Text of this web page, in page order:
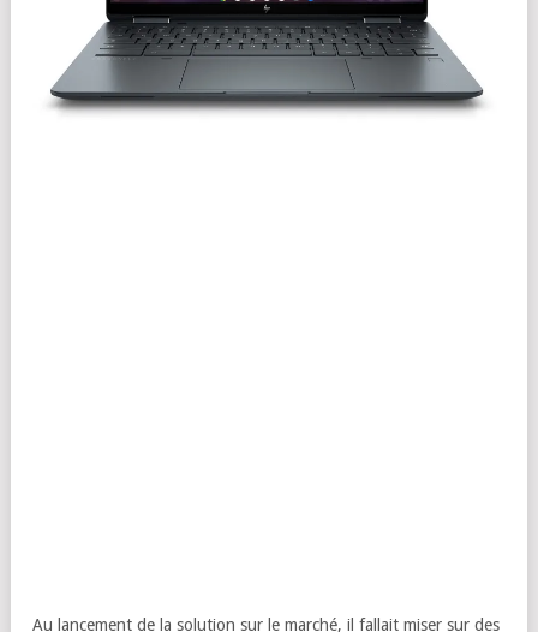
Au lancement de la solution sur le marché, il fallait miser sur des